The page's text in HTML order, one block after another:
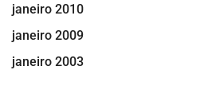
janeiro 2010
janeiro 2009
janeiro 2003